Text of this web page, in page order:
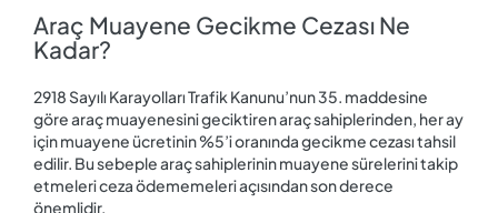
Araç Muayene Gecikme Cezası Ne
Kadar?
2918 Sayılı Karayolları Trafik Kanunu’nun 35. maddesine
göre araç muayenesini geciktiren araç sahiplerinden, her ay
için muayene ücretinin %5’i oranında gecikme cezası tahsil
edilir. Bu sebeple araç sahiplerinin muayene sürelerini takip
etmeleri ceza ödememeleri açısından son derece
önemlidir.